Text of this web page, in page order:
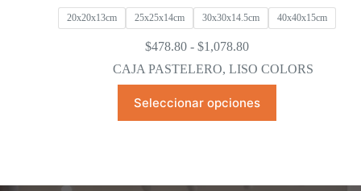
20x20x13cm 25x25x14cm 30x30x14.5cm 40x40x15cm
$478.80 - $1,078.80Rango
precios:
desde
$478.80
hasta
CAJA PASTELERO, LISO COLORS
Seleccionar opciones
producto
tiene